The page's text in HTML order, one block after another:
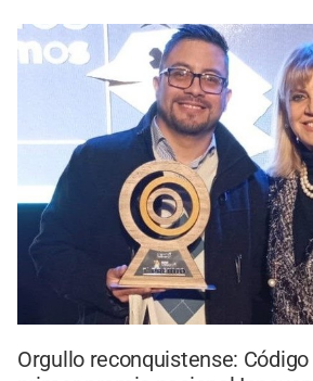
Orgullo reconquistense: